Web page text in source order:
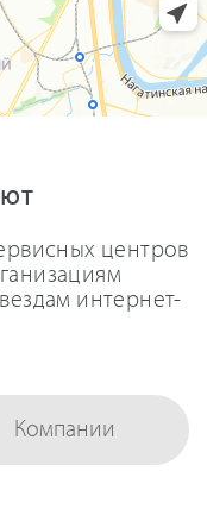
центров
интернет-
Компании